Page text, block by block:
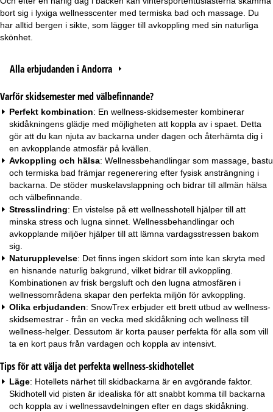
bort sig i lyxiga wellnesscenter med termiska bad och massage. Du
har alltid bergen i sikte, som lägger till avkoppling med sin naturliga
skönhet.
Alla erbjudanden i Andorra
Varför skidsemester med välbefinnande?
Perfekt kombination: En wellness-skidsemester kombinerar
skidåkningens glädje med möjligheten att koppla av i spaet. Detta
gör att du kan njuta av backarna under dagen och återhämta dig i
en avkopplande atmosfär på kvällen.
Avkoppling och hälsa: Wellnessbehandlingar som massage, bastu
och termiska bad främjar regenerering efter fysisk ansträngning i
backarna. De stöder muskelavslappning och bidrar till allmän hälsa
och välbefinnande.
Stresslindring: En vistelse på ett wellnesshotell hjälper till att
minska stress och lugna sinnet. Wellnessbehandlingar och
avkopplande miljöer hjälper till att lämna vardagsstressen bakom
sig.
Naturupplevelse: Det finns ingen skidort som inte kan skryta med
en hisnande naturlig bakgrund, vilket bidrar till avkoppling.
Kombinationen av frisk bergsluft och den lugna atmosfären i
wellnessområdena skapar den perfekta miljön för avkoppling.
Olika erbjudanden: SnowTrex erbjuder ett brett utbud av wellness-
skidsemestrar - från en vecka med skidåkning och wellness till
wellness-helger. Dessutom är korta pauser perfekta för alla som vill
ta en kort paus från vardagen och koppla av intensivt.
Tips för att välja det perfekta wellness-skidhotellet
Läge: Hotellets närhet till skidbackarna är en avgörande faktor.
Skidhotell vid pisten är idealiska för att snabbt komma till backarna
och koppla av i wellnessavdelningen efter en dags skidåkning.